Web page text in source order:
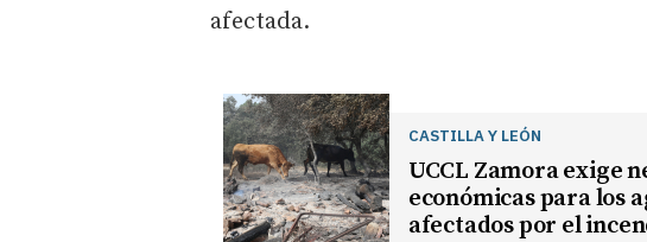
afectada.
CASTILLA Y LEÓN
UCCL Zamora exige
económicas para los
afectados por el